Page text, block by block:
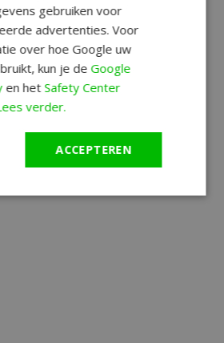
gebruiken voor
advertenties. Voor
over hoe Google uw
kun je deGoogle
en hetSafety Center
verder.
ACCEPTEREN